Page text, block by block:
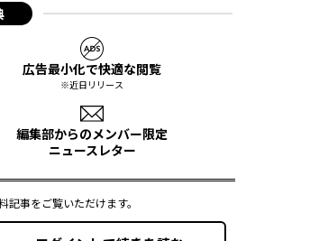
の最新のニュースをお届けします